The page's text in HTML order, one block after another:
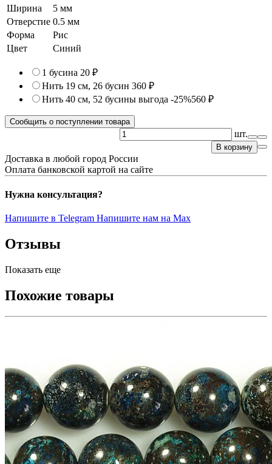
Ширина
5 мм
Отверстие 0.5 мм
Форма
Рис
Цвет
Синий
1 бусина 20 ₽
Нить 19 см, 26 бусин 360 ₽
Нить 40 см, 52 бусины выгода -25%560 ₽
Сообщить о поступлении товара
шт.
В корзину
Доставка в любой город России
Оплата банковской картой на сайте
Нужна консультация?
Напишите в Telegram Напишите нам на Max
Отзывы
Показать еще
Похожие товары